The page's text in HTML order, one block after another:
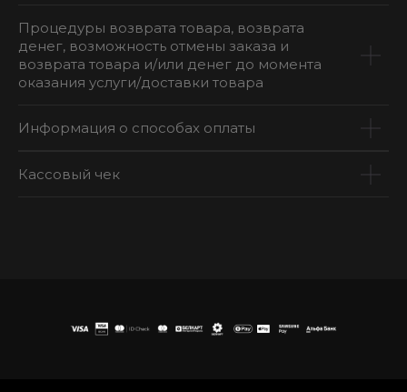
Процедуры возврата товара, возврата
денег, возможность отмены заказа и
возврата товара и/или денег до момента
оказания услуги/доставки товара
Информация о способах оплаты
Кассовый чек